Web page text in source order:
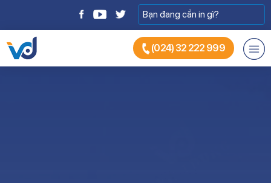
(024) 32 222 999